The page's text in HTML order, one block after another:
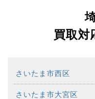
買取対
さいたま市西区
さいたま市大宮区